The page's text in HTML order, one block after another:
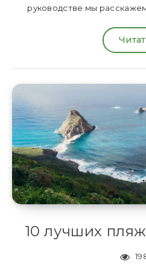
руководстве мы
10 лучших